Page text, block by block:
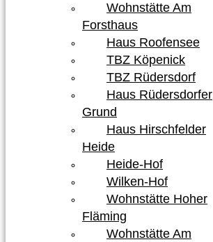
Wohnstätte Am
Forsthaus
Haus Roofensee
TBZ Köpenick
TBZ Rüdersdorf
Haus Rüdersdorfer
Grund
Haus Hirschfelder
Heide
Heide-Hof
Wilken-Hof
Wohnstätte Hoher
Fläming
Wohnstätte Am